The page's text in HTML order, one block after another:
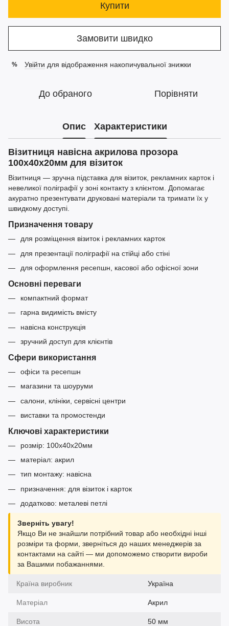
Купити
Замовити швидко
% Увійти для відображення накопичувальної знижки
До обраного Порівняти
Опис Характеристики
Візитниця навісна акрилова прозора
100x40x20мм для візиток
Візитниця — зручна підставка для візиток, рекламних карток і
невеликої поліграфії у зоні контакту з клієнтом. Допомагає
акуратно презентувати друковані матеріали та тримати їх у
швидкому доступі.
Призначення товару
для розміщення візиток і рекламних карток
для презентації поліграфії на стійці або стіні
для оформлення ресепшн, касової або офісної зони
Основні переваги
компактний формат
гарна видимість вмісту
навісна конструкція
зручний доступ для клієнтів
Сфери використання
офіси та ресепшн
магазини та шоуруми
салони, клініки, сервісні центри
виставки та промостенди
Ключові характеристики
розмір: 100x40x20мм
матеріал: акрил
тип монтажу: навісна
призначення: для візиток і карток
додатково: металеві петлі
Зверніть увагу!
Якщо Ви не знайшли потрібний товар або необхідні інші
розміри та форми, зверніться до наших менеджерів за
контактами на сайті — ми допоможемо створити вироби
за Вашими побажаннями.
Країна виробник Україна
Матеріал Акрил
Висота 50 мм